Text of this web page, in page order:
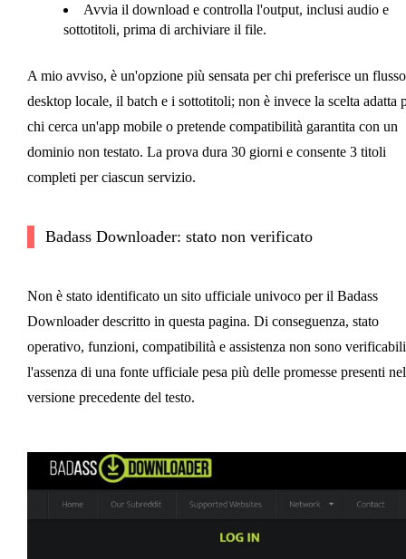
Avvia il download e controlla l'output, inclusi audio e
sottotitoli, prima di archiviare il file.
A mio avviso, è un'opzione più sensata per chi preferisce un flusso
desktop locale, il batch e i sottotitoli; non è invece la scelta adatta
chi cerca un'app mobile o pretende compatibilità garantita con un
dominio non testato. La prova dura 30 giorni e consente 3 titoli
completi per ciascun servizio.
Badass Downloader: stato non verificato
Non è stato identificato un sito ufficiale univoco per il Badass
Downloader descritto in questa pagina. Di conseguenza, stato
operativo, funzioni, compatibilità e assistenza non sono
l'assenza di una fonte ufficiale pesa più delle promesse presenti
versione precedente del testo.